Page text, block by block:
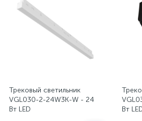
Трековый светильник
VGL030-2-24W3K-W - 24
Вт LED
Вт